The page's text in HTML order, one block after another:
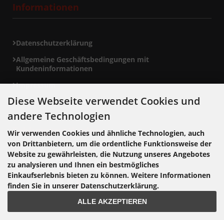
Informationen
Datenschutzerklärung
Allgemeine Geschäftsbedingungen mit
Kundeninformationen
Impressum
Zahlungsmethoden
Diese Webseite verwendet Cookies und
andere Technologien
Wir verwenden Cookies und ähnliche Technologien, auch
von Drittanbietern, um die ordentliche Funktionsweise der
Website zu gewährleisten, die Nutzung unseres Angebotes
zu analysieren und Ihnen ein bestmögliches
Einkaufserlebnis bieten zu können. Weitere Informationen
finden Sie in unserer Datenschutzerklärung.
ALLE AKZEPTIEREN